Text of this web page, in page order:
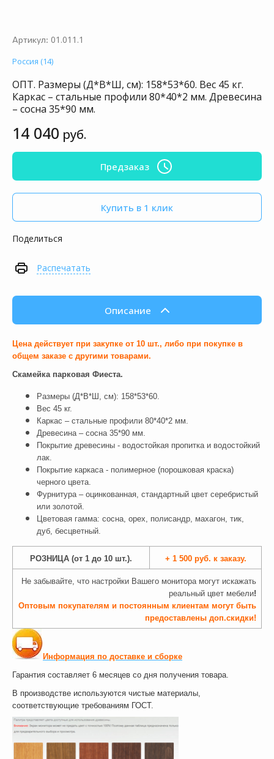
Артикул: 01.011.1
Россия (14)
ОПТ. Размеры (Д*В*Ш, см): 158*53*60. Вес 45 кг.
Каркас – стальные профили 80*40*2 мм. Древесина
– сосна 35*90 мм.
14 040 руб.
Предзаказ
Купить в 1 клик
Поделиться
Распечатать
Описание
Цена действует при закупке от 10 шт., либо при покупке в
общем заказе с другими товарами.
Скамейка парковая Фиеста.
Размеры (Д*В*Ш, см): 158*53*60.
Вес 45 кг.
Каркас – стальные профили 80*40*2 мм.
Древесина – сосна 35*90 мм.
Покрытие древесины - водостойкая пропитка и водостойкий
лак.
Покрытие каркаса - полимерное (порошковая краска)
черного цвета.
Фурнитура – оцинкованная, стандартный цвет серебристый
или золотой.
Цветовая гамма: сосна, орех, полисандр, махагон, тик,
дуб, бесцветный.
РОЗНИЦА (от 1 до 10 шт.). + 1 500 руб. к заказу.
Не забывайте, что настройки Вашего монитора могут искажать
реальный цвет мебели!
Оптовым покупателям и постоянным клиентам могут быть
предоставлены доп.скидки!
Информация по доставке и сборке
Гарантия составляет 6 месяцев со дня получения товара.
В производстве используются чистые материалы,
соответствующие требованиям ГОСТ.